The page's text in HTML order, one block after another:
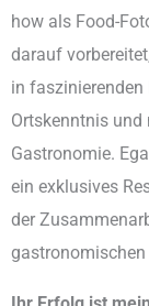
how als Food-
darauf
in faszinierenden
Ortskenntnis und
Gastronomie.
ein exklusives
der